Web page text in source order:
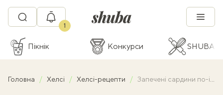
1
Пікнік Конкурси SHUBA
Головна Хелсі Хелсі-рецепти Запечені сардини по-італійськи — рецепт риби з хрусткою скоринкою